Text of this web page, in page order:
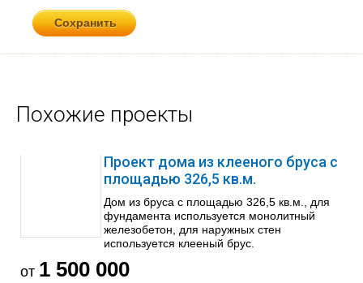
Похожие проекты
Проект дома из клееного бруса с
площадью 326,5 кв.м.
Дом из бруса с площадью 326,5 кв.м., для
фундамента используется монолитный
железобетон, для наружных стен
используется клееный брус.
от 1 500 000